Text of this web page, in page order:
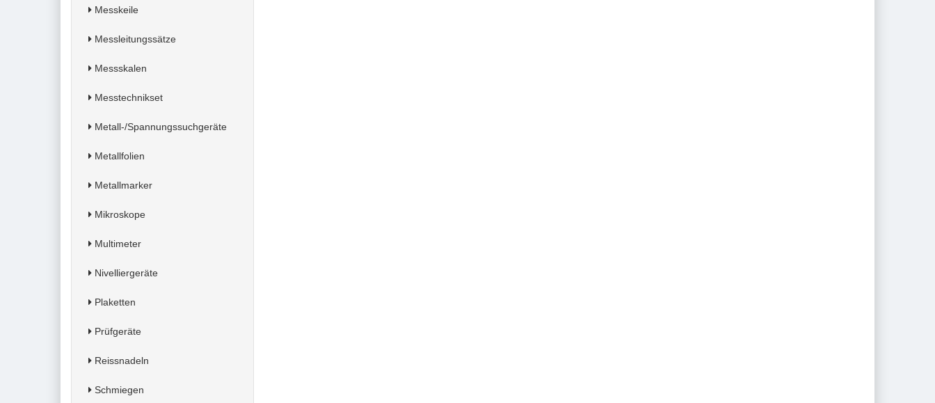
Messkeile
Messleitungssätze
Messskalen
Messtechnikset
Metall-/Spannungssuchgeräte
Metallfolien
Metallmarker
Mikroskope
Multimeter
Nivelliergeräte
Plaketten
Prüfgeräte
Reissnadeln
Schmiegen